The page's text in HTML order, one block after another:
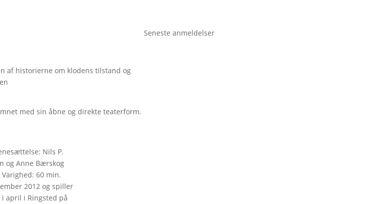
af historierne om klodens tilstand og
med sin åbne og direkte teaterform.
Nils P.
og Anne Bærskog
60 min.
2012 og spiller
i april i Ringsted på
Seneste anmeldelser